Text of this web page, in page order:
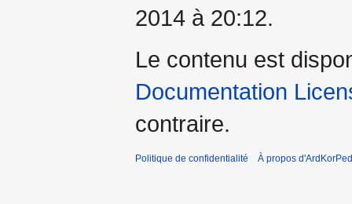
2014 à 20:12.
Le contenu est
Documentation
contraire.
Politique de confidentialité À propos